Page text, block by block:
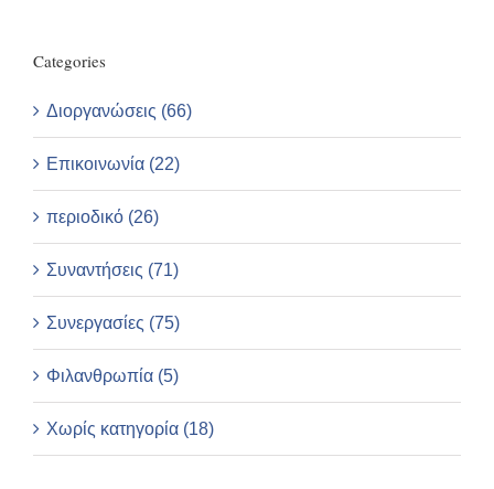
Categories
Διοργανώσεις (66)
Επικοινωνία (22)
περιοδικό (26)
Συναντήσεις (71)
Συνεργασίες (75)
Φιλανθρωπία (5)
Χωρίς κατηγορία (18)